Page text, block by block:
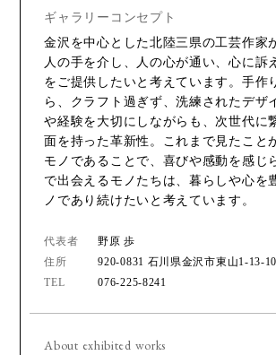
ギャラリーコンセプト
金沢を中心とした北陸三県の工芸作家
人の手を介し、人の心が通い、心に訴
をご提供したいと考えています。手作
ら、クラフト過ぎず、洗練されたデザ
や経験を大切にしながらも、次世代に
面を持った革新性。これまで見たこと
モノであることで、喜びや感動を感じ
で出会えるモノたちは、暮らしや心を
ノであり続けたいと考えています。
代表者
野原 歩
住所
920-0831 石川県金沢市東山1-13-10
TEL
076-225-8241
About exhibited works